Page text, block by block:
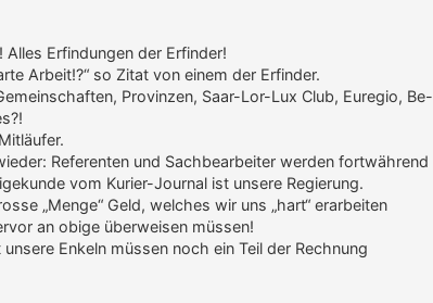
Erfindungen der Erfinder!
Arbeit!?“ so Zitat von einem der Erfinder.
Provinzen, Saar-Lor-Lux Club, Euregio, Be-
Referenten und Sachbearbeiter werden fortwährend
vom Kurier-Journal ist unsere Regierung.
„Menge“ Geld, welches wir uns „hart“ erarbeiten
an obige überweisen müssen!
Enkeln müssen noch ein Teil der Rechnung